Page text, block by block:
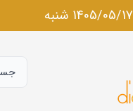
1405/05/17 شنبه